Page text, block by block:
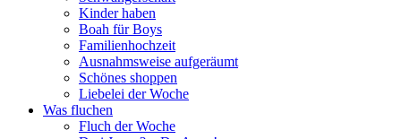
Kinder haben
Boah für Boys
Familienhochzeit
Ausnahmsweise aufgeräumt
Schönes shoppen
Liebelei der Woche
Was fluchen
Fluch der Woche